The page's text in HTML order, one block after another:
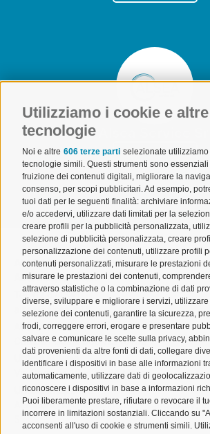
Utilizziamo i cookie e altre
tecnologie
Noi e altre 606 terze parti selezionate utilizziamo
tecnologie simili. Questi strumenti sono
fruizione dei contenuti digitali, migliorare la
consenso, per scopi pubblicitari. Ad esempio,
tuoi dati per le seguenti finalità: archiviare
e/o accedervi, utilizzare dati limitati per la
creare profili per la pubblicità personalizzata,
selezione di pubblicità personalizzata, creare
personalizzazione dei contenuti, utilizzare profili
contenuti personalizzati, misurare le prestazioni
misurare le prestazioni dei contenuti,
attraverso statistiche o la combinazione di dati
diverse, sviluppare e migliorare i servizi,
selezione dei contenuti, garantire la sicurezza,
frodi, correggere errori, erogare e presentare
salvare e comunicare le scelte sulla privacy,
dati provenienti da altre fonti di dati, collegare
identificare i dispositivi in base alle informazioni
automaticamente, utilizzare dati di
riconoscere i dispositivi in base a informazioni
Puoi liberamente prestare, rifiutare o revocare il
incorrere in limitazioni sostanziali. Cliccando su
acconsenti all'uso di cookie e strumenti simili.
Visualizza
ALSEA | Associazione Lombarda
Autotrasportatori
Tel. 02 671541
alsea@alsea.mi.it
Aderente a Confetra
Codice Fiscale 80042910150
Ufficio Milano
Via Cornalia 19 – 20124 Milano
Ufficio Malpensa
Aeroporto Milano Malpensa – Cargo City,